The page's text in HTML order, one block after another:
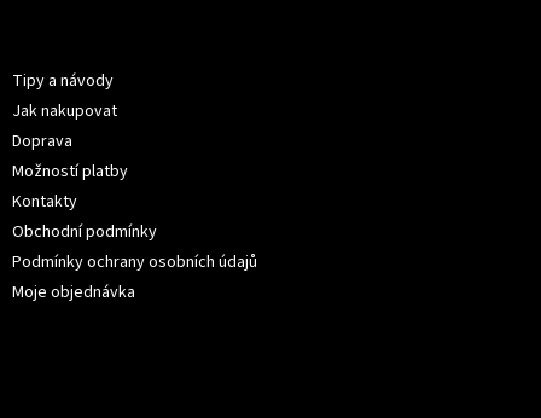
Tipy a návody
Jak nakupovat
Doprava
Možností platby
Kontakty
Obchodní podmínky
Podmínky ochrany osobních údajů
Moje objednávka